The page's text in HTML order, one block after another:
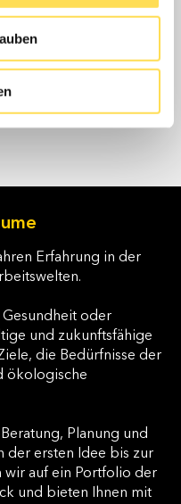
– Cafeteria
erleben, Erholung
Erfahrung in der
oder
und zukunftsfähige
die Bedürfnisse der
ökologische
Planung und
der ersten Idee bis zur
wir auf ein Portfolio der
und bieten Ihnen mit